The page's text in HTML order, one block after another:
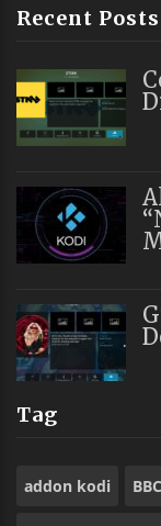
Recent Posts
Tag
addon kodi